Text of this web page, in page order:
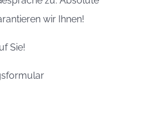
wir Ihnen!
Sie!